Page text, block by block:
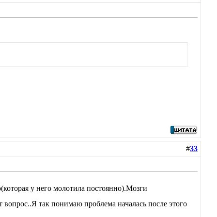
#33
у него молотила постоянно).Мозги
так понимаю проблема началась после этого